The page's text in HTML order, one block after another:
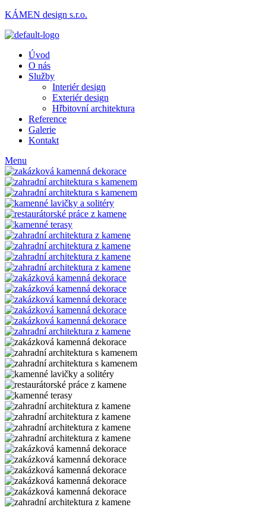
KÁMEN design s.r.o.
Úvod
O nás
Služby
Interiér design
Exteriér design
Hřbitovní architektura
Reference
Galerie
Kontakt
Menu